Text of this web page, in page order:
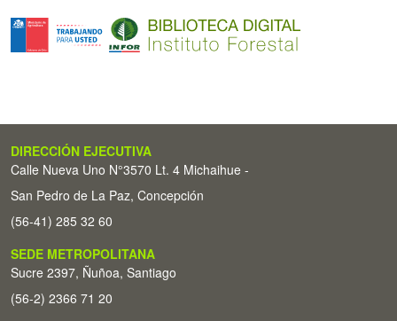
DIRECCIÓN EJECUTIVA
Calle Nueva Uno N°3570 Lt. 4 Michaihue -
San Pedro de La Paz, Concepción
(56-41) 285 32 60
SEDE METROPOLITANA
Sucre 2397, Ñuñoa, Santiago
(56-2) 2366 71 20